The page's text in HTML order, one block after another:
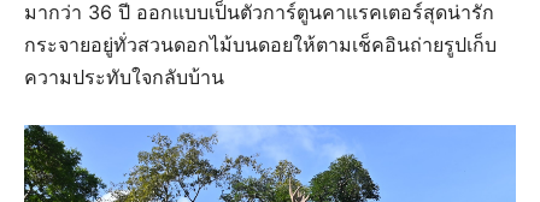
มากว่า 36 ปี ออกแบบเป็นตัวการ์ตูนคาแรคเตอร์สุดน่ารัก
กระจายอยู่ทั่วสวนดอกไม้บนดอยให้ตามเช็คอินถ่ายรูปเก็บ
ความประทับใจกลับบ้าน